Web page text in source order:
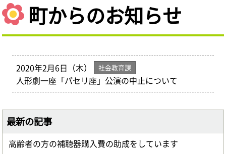
町からのお知らせ
2020年2月6日（木） 社会教育課
人形劇一座「パセリ座」公演の中止について
最新の記事
高齢者の方の補聴器購入費の助成をしています